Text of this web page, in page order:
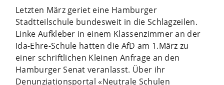
Letzten März geriet eine Hamburger
Stadtteilschule bundesweit in die Schlagzeilen.
Linke Aufkleber in einem Klassenzimmer an der
Ida-Ehre-Schule hatten die AfD am 1.März zu
einer schriftlichen Kleinen Anfrage an den
Hamburger Senat veranlasst. Über ihr
Denunziationsportal «Neutrale Schulen